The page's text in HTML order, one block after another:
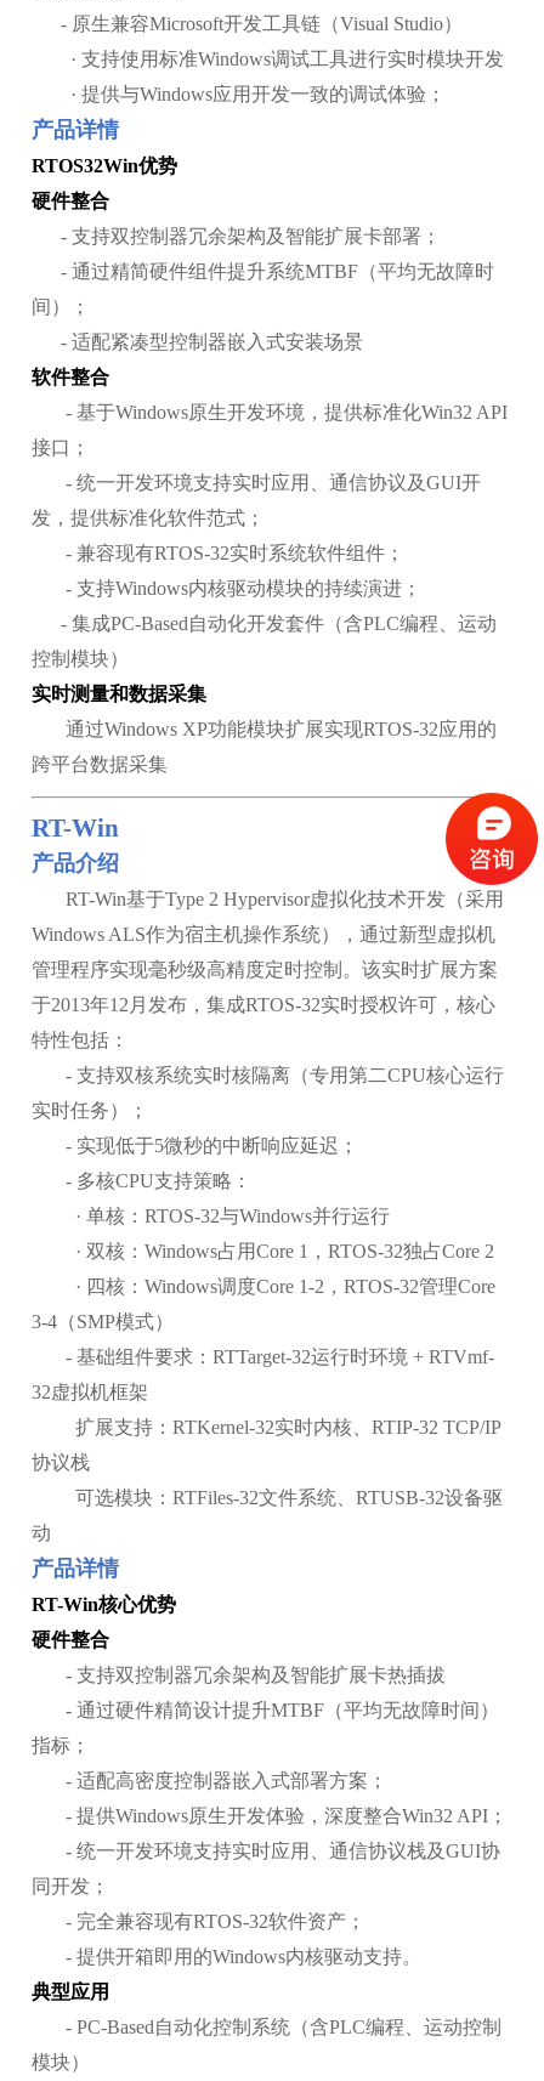
- 原生兼容Microsoft开发工具链（Visual Studio）
· 支持使用标准Windows调试工具进行实时模块开发
· 提供与Windows应用开发一致的调试体验；
产品详情
RTOS32Win优势
硬件整合
- 支持双控制器冗余架构及智能扩展卡部署；
-通过精简硬件组件提升系统MTBF（平均无故障时
间）；
- 适配紧凑型控制器嵌入式安装场景
软件整合
- 基于Windows原生开发环境，提供标准化Win32 API
接口；
- 统一开发环境支持实时应用、通信协议及GUI开
发，提供标准化软件范式；
- 兼容现有RTOS-32实时系统软件组件；
- 支持Windows内核驱动模块的持续演进；
- 集成PC-Based自动化开发套件（含PLC编程、运动
控制模块）
实时测量和数据采集
通过Windows XP功能模块扩展实现RTOS-32应用的
跨平台数据采集
RT-Win
产品介绍
RT-Win基于Type 2 Hypervisor虚拟化技术开发（采用
Windows ALS作为宿主机操作系统），通过新型虚拟机
管理程序实现毫秒级高精度定时控制。该实时扩展方案
于2013年12月发布，集成RTOS-32实时授权许可，核心
特性包括：
- 支持双核系统实时核隔离（专用第二CPU核心运行
实时任务）；
- 实现低于5微秒的中断响应延迟；
- 多核CPU支持策略：
· 单核：RTOS-32与Windows并行运行
· 双核：Windows占用Core 1，RTOS-32独占Core 2
· 四核：Windows调度Core 1-2，RTOS-32管理Core
3-4（SMP模式）
- 基础组件要求：RTTarget-32运行时环境 + RTVmf-
32虚拟机框架
扩展支持：RTKernel-32实时内核、RTIP-32 TCP/IP
协议栈
可选模块：RTFiles-32文件系统、RTUSB-32设备驱
动
产品详情
RT-Win核心优势
硬件整合
- 支持双控制器冗余架构及智能扩展卡热插拔
-通过硬件精简设计提升MTBF（平均无故障时间）
指标；
- 适配高密度控制器嵌入式部署方案；
- 提供Windows原生开发体验，深度整合Win32 API；
- 统一开发环境支持实时应用、通信协议栈及GUI协
同开发；
- 完全兼容现有RTOS-32软件资产；
- 提供开箱即用的Windows内核驱动支持。
典型应用
- PC-Based自动化控制系统（含PLC编程、运动控制
模块）